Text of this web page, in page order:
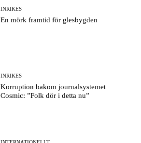
INRIKES
En mörk framtid för glesbygden
INRIKES
Korruption bakom journalsystemet
Cosmic: ”Folk dör i detta nu”